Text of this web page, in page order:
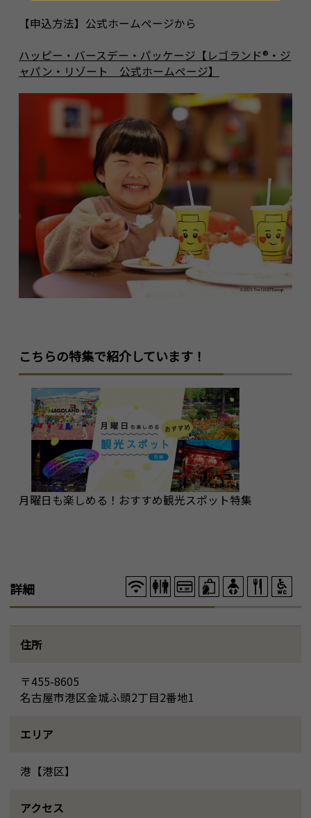
【申込方法】公式ホームページから
ハッピー・バースデー・パッケージ【レゴランド®・ジ
ャパン・リゾート 公式ホームページ】
こちらの特集で紹介しています！
月曜日も楽しめる！おすすめ観光スポット特集
詳細
住所
〒455-8605
名古屋市港区金城ふ頭2丁目2番地1
エリア
港【港区】
アクセス